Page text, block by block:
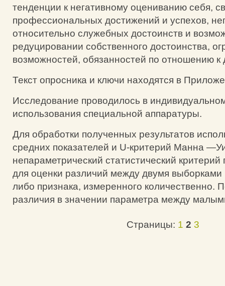
тенденции к негативному оцениванию себя,
профессиональных достижений и успехов,
относительно служебных достоинств и
редуцировании собственного достоинства,
возможностей, обязанностей по отношению к
Текст опросника и ключи находятся в
Исследование проводилось в
использования специальной аппаратуры.
Для обработки полученных результатов
средних показателей и U-критерий Манна
непараметрический статистический
для оценки различий между двумя выборками
либо признака, измеренного количественно.
различия в значении параметра между
Страницы: 1 2 3